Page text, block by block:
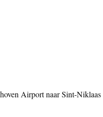
Airport naar Sint-